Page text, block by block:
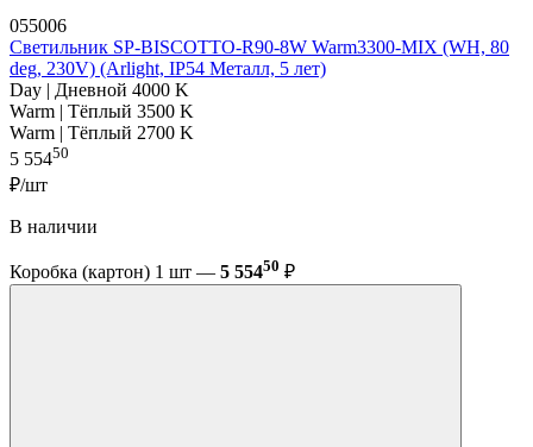
055006
Светильник SP-BISCOTTO-R90-8W Warm3300-MIX (WH, 80
deg, 230V) (Arlight, IP54 Металл, 5 лет)
Day | Дневной 4000 K
Warm | Тёплый 3500 K
Warm | Тёплый 2700 K
5 55450
₽/шт
В наличии
Коробка (картон) 1 шт — 5 55450 ₽